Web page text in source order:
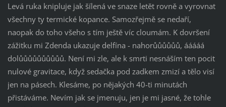
Levá ruka knipluje jak šílená ve snaze letět rovně a vyrovnat
všechny ty termické kopance. Samozřejmě se nedaří,
naopak do toho všeho s tím ještě víc cloumám. K dovršení
zážitku mi Zdenda ukazuje delfína - nahorůůůůůů, ááááá
dolůůůůůůůůůů. Není mi zle, ale k smrti nesnáším ten pocit
nulové gravitace, když sedačka pod zadkem zmizí a tělo visí
jen na pásech. Klesáme, po nějakých 40-ti minutách
přistáváme. Nevím jak se jmenuju, jen je mi jasné, že tohle